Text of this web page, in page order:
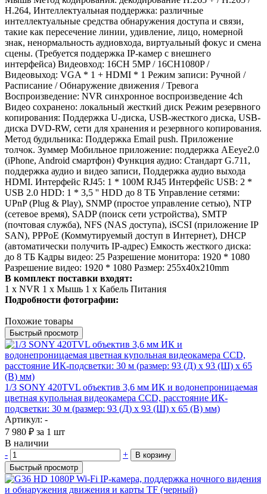
H.264, Интеллектуальная поддержка: различные
интеллектуальные средства обнаружения доступа и связи,
такие как пересечение линии, удивление, лицо, номерной
знак, ненормальность аудиовхода, виртуальный фокус и смена
сцены. (Требуется поддержка IP-камер с внешнего
интерфейса) Видеовход: 16CH 5MP / 16CH1080P /
Видеовыход: VGA * 1 + HDMI * 1 Режим записи: Ручной /
Расписание / Обнаружение движения / Тревога
Воспроизведение: NVR синхронное воспроизведение 4ch
Видео сохранено: локальный жесткий диск Режим резервного
копирования: Поддержка U-диска, USB-жесткого диска, USB-
диска DVD-RW, сети для хранения и резервного копирования.
Метод будильника: Поддержка Email push. Приложение
толчок. Зуммер Мобильное приложение: поддержка AEeye2.0
(iPhone, Android смартфон) Функция аудио: Стандарт G.711,
поддержка аудио и видео записи, Поддержка аудио выхода
HDMI. Интерфейс RJ45: 1 * 100M RJ45 Интерфейс USB: 2 *
USB 2.0 HDD: 1 * 3,5 '' HDD до 8 ТБ Управление сетями:
UPnP (Plug & Play), SNMP (простое управление сетью), NTP
(сетевое время), SADP (поиск сети устройства), SMTP
(почтовая служба), NFS (NAS доступа), iSCSI (приложение IP
SAN), PPPoE (Коммутируемый доступ в Интернет), DHCP
(автоматически получить IP-адрес) Емкость жесткого диска:
до 8 ТБ Кадры видео: 25 Разрешение монитора: 1920 * 1080
Разрешение видео: 1920 * 1080 Размер: 255x40x210mm
В комплект поставки входят:
1 x NVR 1 x Мышь 1 х Кабель Питания
Подробности фотографии:
Похожие товары
Быстрый просмотр
1/3 SONY 420TVL объектив 3,6 мм ИК и водонепроницаемая
цветная купольная видеокамера CCD, расстояние ИК-
подсветки: 30 м (размер: 93 (Д) x 93 (Ш) x 65 (В) мм)
Артикул: -
7 980 ₽ за 1 шт
В наличии
-
+
В корзину
Быстрый просмотр